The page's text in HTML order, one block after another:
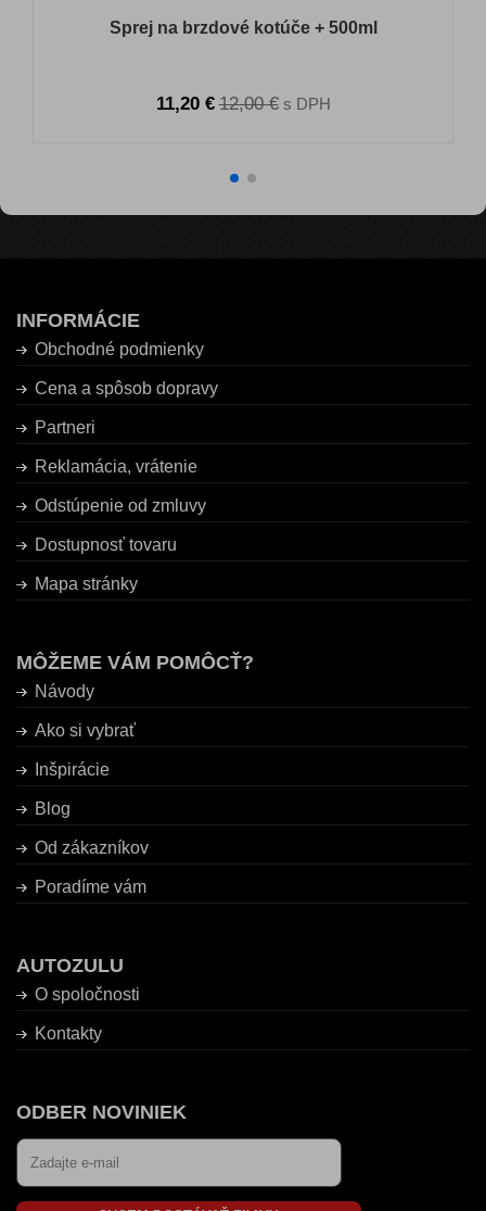
Sprej na brzdové kotúče + 500ml
11,20 € 12,00 €s DPH
INFORMÁCIE
Obchodné podmienky
Cena a spôsob dopravy
Partneri
Reklamácia, vrátenie
Odstúpenie od zmluvy
Dostupnosť tovaru
Mapa stránky
MÔŽEME VÁM POMÔCŤ?
Návody
Ako si vybrať
Inšpirácie
Blog
Od zákazníkov
Poradíme vám
AUTOZULU
O spoločnosti
Kontakty
ODBER NOVINIEK